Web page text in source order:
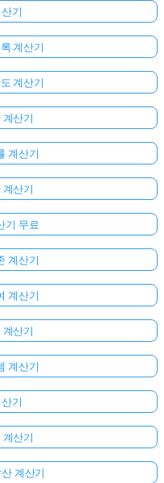
기
계산기
계산기
산기
계산기
산기
기 무료
계산기
계산기
산기
계산기
기
산기
계산기